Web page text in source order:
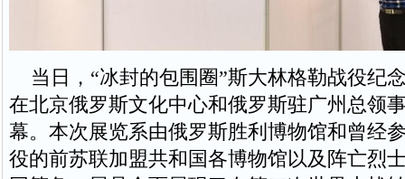
当日，“冰封的包围圈”斯大林格勒战役纪
在北京俄罗斯文化中心和俄罗斯驻广州总领
幕。本次展览系由俄罗斯胜利博物馆和曾经
役的前苏联加盟共和国各博物馆以及阵亡烈